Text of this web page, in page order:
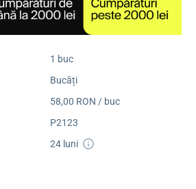
1 buc
Bucăți
58,00 RON / buc
P2123
24 luni